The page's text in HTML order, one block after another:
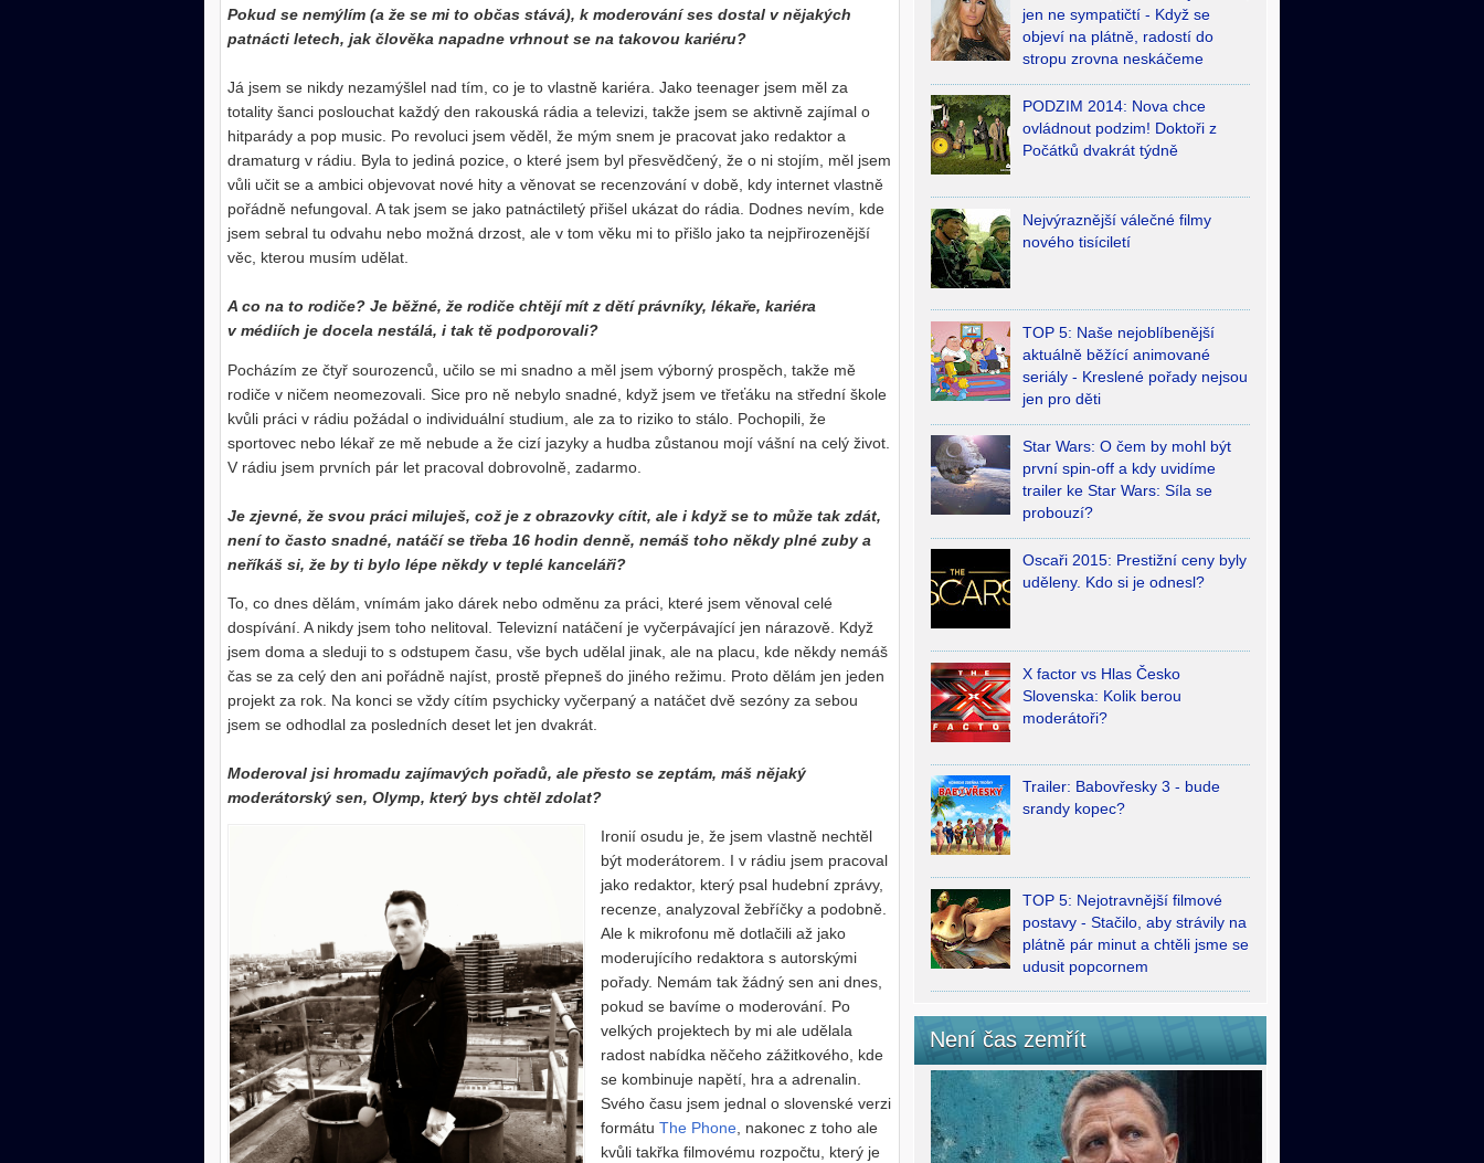
Pokud se nemýlím (a že se mi to občas stává), k moderování ses dostal v nějakých
patnácti letech, jak člověka napadne vrhnout se na takovou kariéru?
Já jsem se nikdy nezamýšlel nad tím, co je to vlastně kariéra. Jako teenager jsem měl za
totality šanci poslouchat každý den rakouská rádia a televizi, takže jsem se aktivně zajímal o
hitparády a pop music. Po revoluci jsem věděl, že mým snem je pracovat jako redaktor a
dramaturg v rádiu. Byla to jediná pozice, o které jsem byl přesvědčený, že o ni stojím, měl jsem
vůli učit se a ambici objevovat nové hity a věnovat se recenzování v době, kdy internet vlastně
pořádně nefungoval. A tak jsem se jako patnáctiletý přišel ukázat do rádia. Dodnes nevím, kde
jsem sebral tu odvahu nebo možná drzost, ale v tom věku mi to přišlo jako ta nejpřirozenější
věc, kterou musím udělat.
A co na to rodiče? Je běžné, že rodiče chtějí mít z dětí právníky, lékaře, kariéra
v médiích je docela nestálá, i tak tě podporovali?
Pocházím ze čtyř sourozenců, učilo se mi snadno a měl jsem výborný prospěch, takže mě
rodiče v ničem neomezovali. Sice pro ně nebylo snadné, když jsem ve třeťáku na střední škole
kvůli práci v rádiu požádal o individuální studium, ale za to riziko to stálo. Pochopili, že
sportovec nebo lékař ze mě nebude a že cizí jazyky a hudba zůstanou mojí vášní na celý život.
V rádiu jsem prvních pár let pracoval dobrovolně, zadarmo.
Je zjevné, že svou práci miluješ, což je z obrazovky cítit, ale i když se to může tak zdát,
není to často snadné, natáčí se třeba 16 hodin denně, nemáš toho někdy plné zuby a
neříkáš si, že by ti bylo lépe někdy v teplé kanceláři?
To, co dnes dělám, vnímám jako dárek nebo odměnu za práci, které jsem věnoval celé
dospívání. A nikdy jsem toho nelitoval. Televizní natáčení je vyčerpávající jen nárazově. Když
jsem doma a sleduji to s odstupem času, vše bych udělal jinak, ale na placu, kde někdy nemáš
čas se za celý den ani pořádně najíst, prostě přepneš do jiného režimu. Proto dělám jen jeden
projekt za rok. Na konci se vždy cítím psychicky vyčerpaný a natáčet dvě sezóny za sebou
jsem se odhodlal za posledních deset let jen dvakrát.
Moderoval jsi hromadu zajímavých pořadů, ale přesto se zeptám, máš nějaký
moderátorský sen, Olymp, který bys chtěl zdolat?
Ironií osudu je, že jsem vlastně nechtěl
být moderátorem. I v rádiu jsem pracoval
jako redaktor, který psal hudební zprávy,
recenze, analyzoval žebříčky a podobně.
Ale k mikrofonu mě dotlačili až jako
moderujícího redaktora s autorskými
pořady. Nemám tak žádný sen ani dnes,
pokud se bavíme o moderování. Po
velkých projektech by mi ale udělala
radost nabídka něčeho zážitkového, kde
se kombinuje napětí, hra a adrenalin.
Svého času jsem jednal o slovenské verzi
formátuThe Phone, nakonec z toho ale
kvůli takřka filmovému rozpočtu, který je
jen ne sympatičtí - Když se
objeví na plátně, radostí do
stropu zrovna neskáčeme
PODZIM 2014: Nova chce
ovládnout podzim! Doktoři z
Počátků dvakrát týdně
Nejvýraznější válečné filmy
nového tisíciletí
TOP 5: Naše nejoblíbenější
aktuálně běžící animované
seriály - Kreslené pořady nejsou
jen pro děti
Star Wars: O čem by mohl být
první spin-off a kdy uvidíme
trailer ke Star Wars: Síla se
probouzí?
Oscaři 2015: Prestižní ceny byly
uděleny. Kdo si je odnesl?
X factor vs Hlas Česko
Slovenska: Kolik berou
moderátoři?
Trailer: Babovřesky 3 - bude
srandy kopec?
TOP 5: Nejotravnější filmové
postavy - Stačilo, aby strávily na
plátně pár minut a chtěli jsme se
udusit popcornem
Není čas zemřít